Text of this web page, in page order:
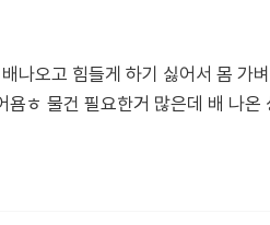
나오고 힘들게 하기 싫어서 몸 가
ㅎ 물건 필요한거 많은데 배 나